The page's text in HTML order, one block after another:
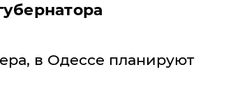
в Одессе планируют